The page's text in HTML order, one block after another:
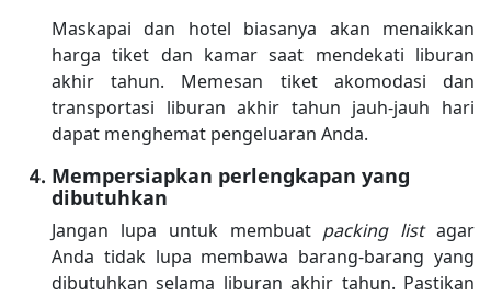
Maskapai dan hotel biasanya akan menaikkan
harga tiket dan kamar saat mendekati liburan
akhir tahun. Memesan tiket akomodasi dan
transportasi liburan akhir tahun jauh-jauh hari
dapat menghemat pengeluaran Anda.
Mempersiapkan perlengkapan yang
dibutuhkan
Jangan lupa untuk membuat packing listagar
Anda tidak lupa membawa barang-barang yang
dibutuhkan selama liburan akhir tahun. Pastikan